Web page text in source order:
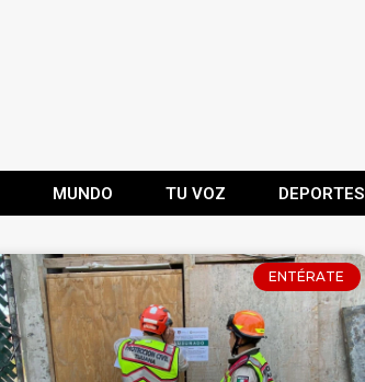
MUNDO TU VOZ DEPORTES
ENTÉRATE